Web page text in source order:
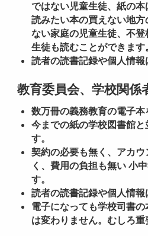
ではない児童生徒、紙の本
読みたい本の買えない地
ない家庭の児童生徒、不
生徒も読むことができます
読者の読書記録や個人情報
教育委員会、学校関係
数万冊の義務教育の電子本
今までの紙の学校図書館
す。
契約の必要も無く、アカ
く、費用の負担も無い 小
す。
読者の読書記録や個人情報
電子になっても学校司書
は変わりません。むしろ重